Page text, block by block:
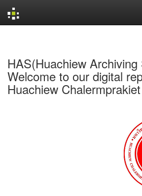
HAS(Huachiew
Welcome to our digital
Huachiew